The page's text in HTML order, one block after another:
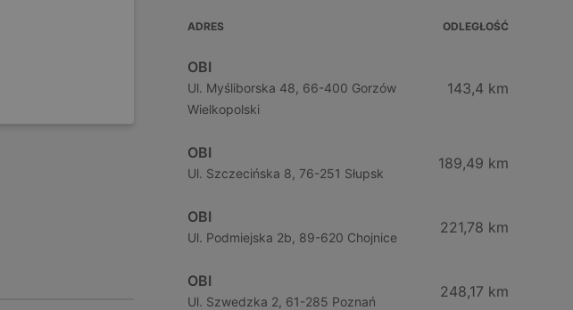
ADRES ODLEGŁOŚĆ
OBI
Ul. Myśliborska 48, 66-400 Gorzów
Wielkopolski
143,4 km
OBI
Ul. Szczecińska 8, 76-251 Słupsk
189,49 km
OBI
Ul. Podmiejska 2b, 89-620 Chojnice
221,78 km
OBI
Ul. Szwedzka 2, 61-285 Poznań
248,17 km